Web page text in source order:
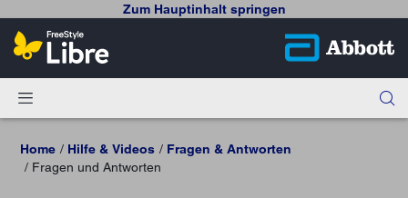
Zum Hauptinhalt springen
Home Hilfe & Videos
Fragen & Antworten
Fragen und Antworten